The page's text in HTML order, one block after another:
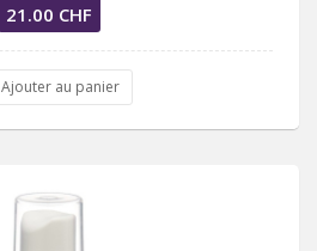
21.00 CHF
Ajouter au panier